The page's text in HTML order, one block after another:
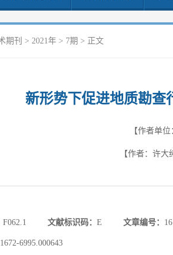
期刊 > 2021年 > 7期 > 正文
新形势下促进地质勘查
【作者单位
【作者：许大
F062.1 文献标识码： E 文章编号：
6995.000643